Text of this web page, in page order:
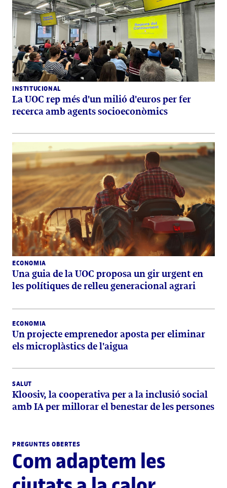
INSTITUCIONAL
La UOC rep més d'un milió d'euros per fer
recerca amb agents socioeconòmics
ECONOMIA
Una guia de la UOC proposa un gir urgent en
les polítiques de relleu generacional agrari
ECONOMIA
Un projecte emprenedor aposta per eliminar
els microplàstics de l'aigua
SALUT
Kloosiv, la cooperativa per a la inclusió social
amb IA per millorar el benestar de les persones
PREGUNTES OBERTES
Com adaptem les